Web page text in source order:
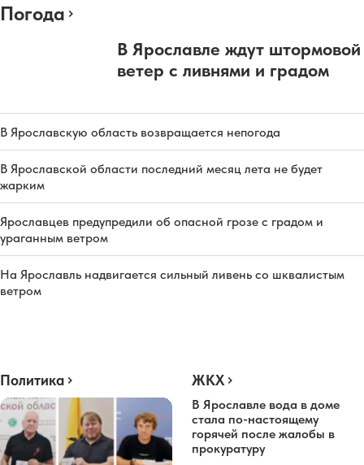
Погода
В Ярославле ждут штормовой
ветер с ливнями и градом
В Ярославскую область возвращается непогода
В Ярославской области последний месяц лета не будет
жарким
Ярославцев предупредили об опасной грозе с градом и
ураганным ветром
На Ярославль надвигается сильный ливень со шквалистым
ветром
Политика ЖКХ
В Ярославле вода в доме
стала по-настоящему
горячей после жалобы в
прокуратуру